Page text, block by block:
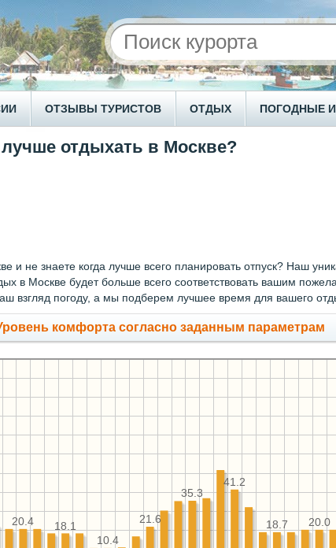
ОТЗЫВЫ ТУРИСТОВ ОТДЫХ ПОГОДНЫЕ
лучше отдыхать в Москве?
и не знаете когда лучше всего планировать отпуск? Наш
в Москве будет больше всего соответствовать вашим
взгляд погоду, а мы подберем лучшее время для вашего
комфорта согласно заданным параметрам
20.0
18.7
41.2
35.3
21.6
10.4
18.1
20.4